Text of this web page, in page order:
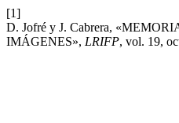
[1]
D. Jofré y J. Cabrera,
IMÁGENES», LRIFP, vol. 19,